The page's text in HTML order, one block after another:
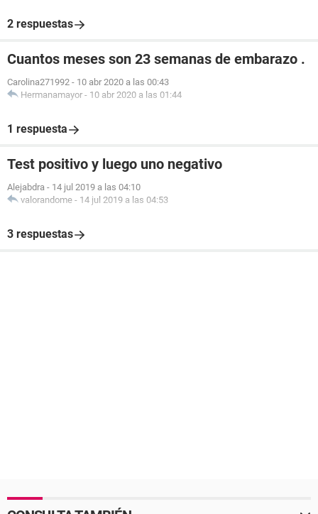
2 respuestas
Cuantos meses son 23 semanas de embarazo .
Carolina271992 - 10 abr 2020 a las 00:43
Hermanamayor - 10 abr 2020 a las 01:44
1 respuesta
Test positivo y luego uno negativo
Alejabdra - 14 jul 2019 a las 04:10
valorandome - 14 jul 2019 a las 04:53
3 respuestas